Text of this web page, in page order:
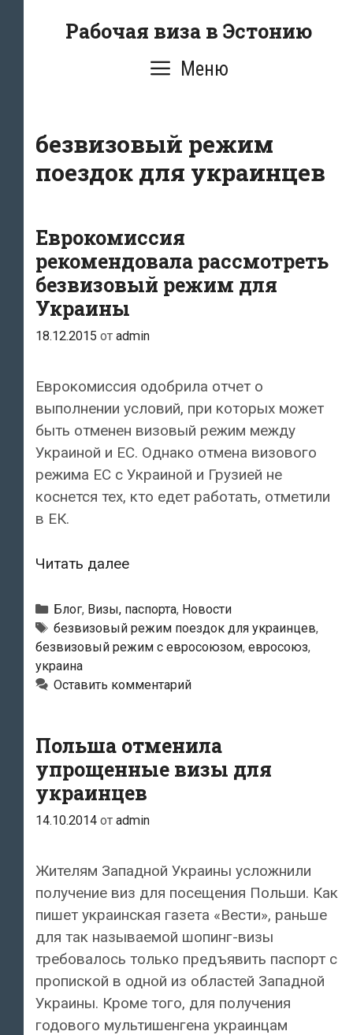
Рабочая виза в Эстонию
Меню
безвизовый режим
поездок для украинцев
Еврокомиссия
рекомендовала рассмотреть
безвизовый режим для
Украины
18.12.2015 от admin
Еврокомиссия одобрила отчет о
выполнении условий, при которых может
быть отменен визовый режим между
Украиной и ЕС. Однако отмена визового
режима ЕС с Украиной и Грузией не
коснется тех, кто едет работать, отметили
в ЕК.
Читать далееЕврокомиссия
рассмотреть
безвизовый
режим
Украины
Рубрики
Блог, Визы, паспорта, Новости
Метки
безвизовый режим поездок для украинцев,
безвизовый режим с евросоюзом, евросоюз,
украина
Оставить комментарий
Польша отменила
упрощенные визы для
украинцев
14.10.2014 от admin
Жителям Западной Украины усложнили
получение виз для посещения Польши. Как
пишет украинская газета «Вести», раньше
для так называемой шопинг-визы
требовалось только предъявить паспорт с
пропиской в одной из областей Западной
Украины. Кроме того, для получения
годового мультишенгена украинцам